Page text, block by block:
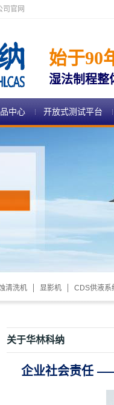
司官网
始于90
湿法制程整
中心 开放式测试平台
清洗机 显影机 CDS供液系
关于华林科纳
企业社会责任